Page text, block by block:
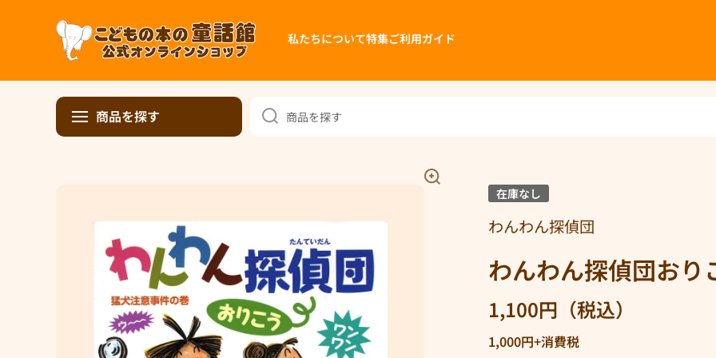
コンテンツへスキップ
私たちについて特集ご利用ガイド
商品を探す
商品を探す
在庫なし
わんわん探偵団
わんわん探偵団おり
1,100円（税込）
1,000円+消費税